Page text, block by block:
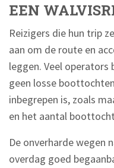
EEN
Reizigers die hun trip
aan om de route en
leggen. Veel operators
geen losse
inbegrepen is, zoals
en het aantal
De onverharde wegen
overdag goed